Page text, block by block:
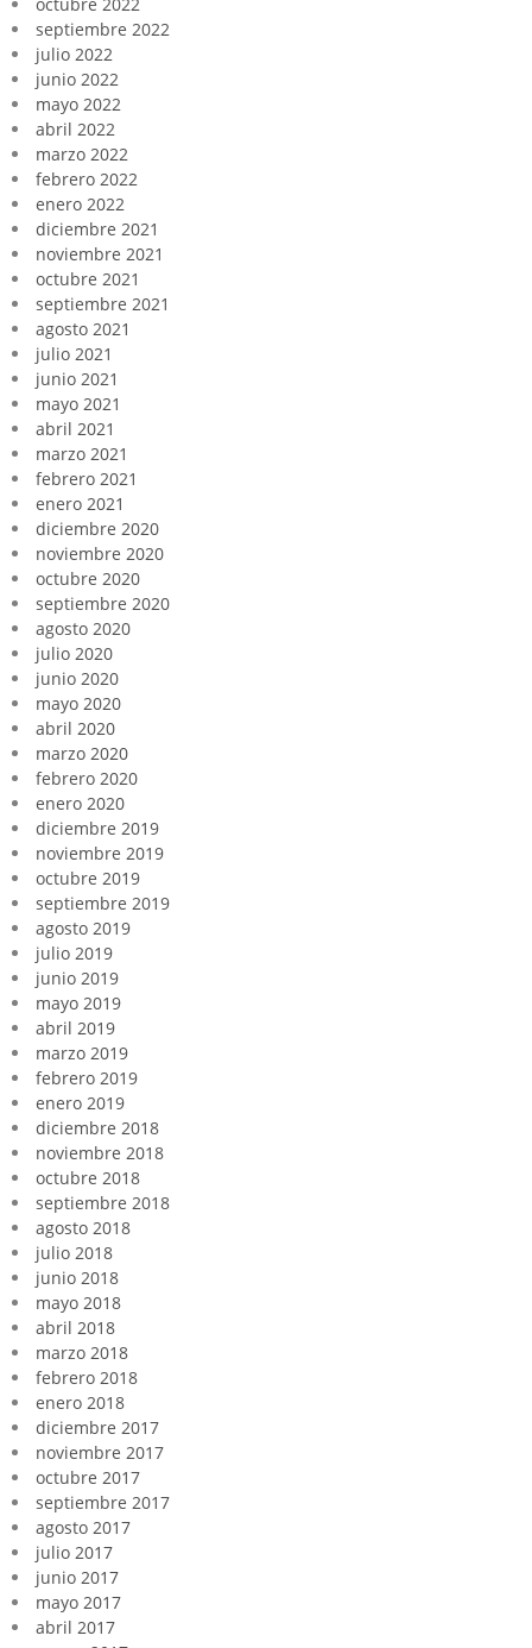
septiembre 2022
julio 2022
junio 2022
mayo 2022
abril 2022
marzo 2022
febrero 2022
enero 2022
diciembre 2021
noviembre 2021
octubre 2021
septiembre 2021
agosto 2021
julio 2021
junio 2021
mayo 2021
abril 2021
marzo 2021
febrero 2021
enero 2021
diciembre 2020
noviembre 2020
octubre 2020
septiembre 2020
agosto 2020
julio 2020
junio 2020
mayo 2020
abril 2020
marzo 2020
febrero 2020
enero 2020
diciembre 2019
noviembre 2019
octubre 2019
septiembre 2019
agosto 2019
julio 2019
junio 2019
mayo 2019
abril 2019
marzo 2019
febrero 2019
enero 2019
diciembre 2018
noviembre 2018
octubre 2018
septiembre 2018
agosto 2018
julio 2018
junio 2018
mayo 2018
abril 2018
marzo 2018
febrero 2018
enero 2018
diciembre 2017
noviembre 2017
octubre 2017
septiembre 2017
agosto 2017
julio 2017
junio 2017
mayo 2017
abril 2017